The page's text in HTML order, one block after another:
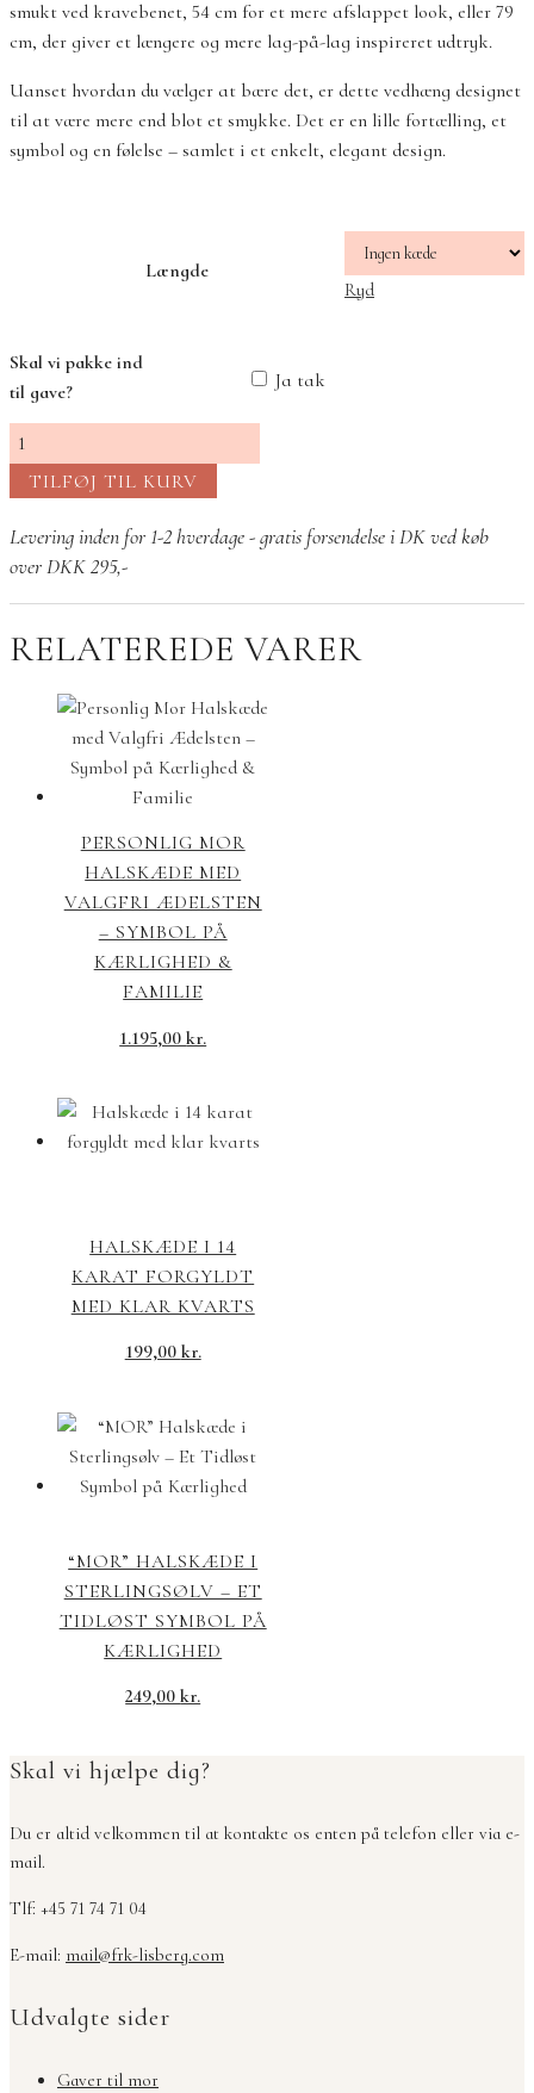
smukt ved kravebenet, 54 cm for et mere afslappet look, eller 79
cm, der giver et længere og mere lag-på-lag inspireret udtryk.
Uanset hvordan du vælger at bære det, er dette vedhæng designet
til at være mere end blot et smykke. Det er en lille fortælling, et
symbol og en følelse – samlet i et enkelt, elegant design.
Længde
Ryd
Skal vi pakke ind
til gave?
Ja tak
Tro
Håb
&
Kærlighed
halskæde
TILFØJ TIL KURV
Levering inden for 1-2 hverdage - gratis forsendelse i DK ved køb
over DKK 295,-
RELATEREDE VARER
PERSONLIG MOR
HALSKÆDE MED
VALGFRI ÆDELSTEN
– SYMBOL PÅ
KÆRLIGHED &
FAMILIE
1.195,00kr.
HALSKÆDE I 14
KARAT FORGYLDT
MED KLAR KVARTS
199,00 kr.
“MOR” HALSKÆDE I
STERLINGSØLV – ET
TIDLØST SYMBOL PÅ
KÆRLIGHED
249,00kr.
Skal vi hjælpe dig?
Du er altid velkommen til at kontakte os enten på telefon eller via e-
mail.
Tlf: +45 71 74 71 04
E-mail: mail@frk-lisberg.com
Udvalgte sider
Gaver til mor